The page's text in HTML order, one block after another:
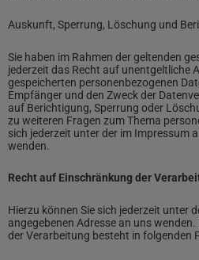
Auskunft, Sperrung, Löschung und
Sie haben im Rahmen der geltenden
jederzeit das Recht auf unentgeltliche
gespeicherten personenbezogenen
Empfänger und den Zweck der
auf Berichtigung, Sperrung oder
zu weiteren Fragen zum Thema
sich jederzeit unter der im Impressum
wenden.
Recht auf Einschränkung der
Hierzu können Sie sich jederzeit unter
angegebenen Adresse an uns
der Verarbeitung besteht in folgenden